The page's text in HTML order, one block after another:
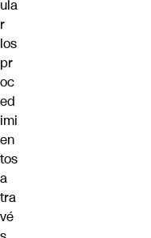
ula
r
los
pr
oc
ed
imi
en
tos
a
tra
vé